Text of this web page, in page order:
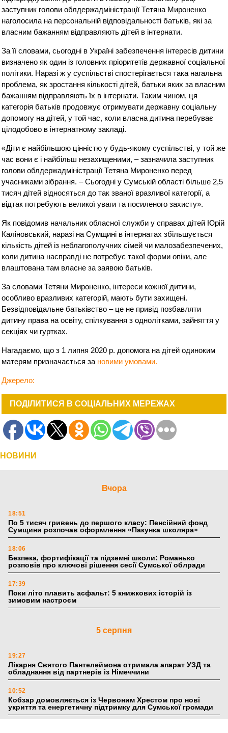
заступник голови облдержадміністрації Тетяна Мироненко
наголосила на персональній відповідальності батьків, які за
власним бажанням відправляють дітей в інтернати.
За її словами, сьогодні в Україні забезпечення інтересів дитини
визначено як один із головних пріоритетів державної соціальної
політики. Наразі ж у суспільстві спостерігається така нагальна
проблема, як зростання кількості дітей, батьки яких за власним
бажанням відправляють їх в інтернати. Таким чином, ця
категорія батьків продовжує отримувати державну соціальну
допомогу на дітей, у той час, коли власна дитина перебуває
цілодобово в інтернатному закладі.
«Діти є найбільшою цінністю у будь-якому суспільстві, у той же
час вони є і найбільш незахищеними, – зазначила заступник
голови облдержадміністрації Тетяна Мироненко перед
учасниками зібрання. – Сьогодні у Сумській області більше 2,5
тисяч дітей відносяться до так званої вразливої категорії, а
відтак потребують великої уваги та посиленого захисту».
Як повідомив начальник обласної служби у справах дітей Юрій
Каліновський, наразі на Сумщині в інтернатах збільшується
кількість дітей із неблагополучних сімей чи малозабезпечених,
коли дитина насправді не потребує такої форми опіки, але
влаштована там власне за заявою батьків.
За словами Тетяни Мироненко, інтереси кожної дитини,
особливо вразливих категорій, мають бути захищені.
Безвідповідальне батьківство – це не привід позбавляти
дитину права на освіту, спілкування з однолітками, зайняття у
секціях чи гуртках.
Нагадаємо, що з 1 липня 2020 р. допомога на дітей одиноким
матерям призначається за новими умовами.
Джерело:
ПОДІЛИТИСЯ В СОЦІАЛЬНИХ МЕРЕЖАХ
НОВИНИ
Вчора
18:51
По 5 тисяч гривень до першого класу: Пенсійний фонд
Сумщини розпочав оформлення «Пакунка школяра»
18:06
Безпека, фортифікації та підземні школи: Романько
розповів про ключові рішення сесії Сумської облради
17:39
Поки літо плавить асфальт: 5 книжкових історій із
зимовим настроєм
5 серпня
19:27
Лікарня Святого Пантелеймона отримала апарат УЗД та
обладнання від партнерів із Німеччини
10:52
Кобзар домовляється із Червоним Хрестом про нові
укриття та енергетичну підтримку для Сумської громади